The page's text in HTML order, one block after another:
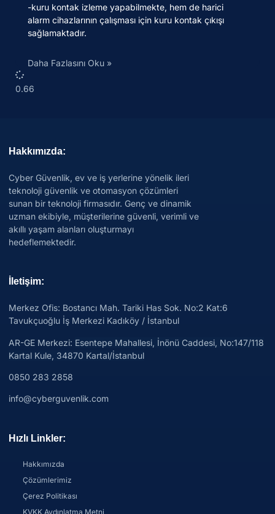
-kuru kontak izleme yapabilmekte, hem de harici
alarm cihazlarının çalışması için kuru kontak çıkışı
sağlamaktadır.
Daha Fazlasını Oku »
Hakkımızda:
Cyber Güvenlik, ev ve iş yerlerine yönelik ileri
teknoloji güvenlik ve otomasyon çözümleri
sunan bir teknoloji firmasıdır. Genç ve dinamik
uzman ekibiyle, müşterilerine güvenli, verimli ve
akıllı yaşam alanları oluşturmayı
hedeflemektedir.
İletişim:
Merkez Ofis: Bostancı Mah. Tariki Has Sok. No:2 Kat:6
Tavukçuoğlu İş Merkezi Kadıköy / İstanbul
AR-GE Merkezi: Esentepe Mahallesi, İnönü Caddesi, No:147/118
Kartal Kule, 34870 Kartal/İstanbul
0850 283 2858
info@cyberguvenlik.com
Hızlı Linkler:
Hakkımızda
Çözümlerimiz
Çerez Politikası
KVKK Aydınlatma Metni